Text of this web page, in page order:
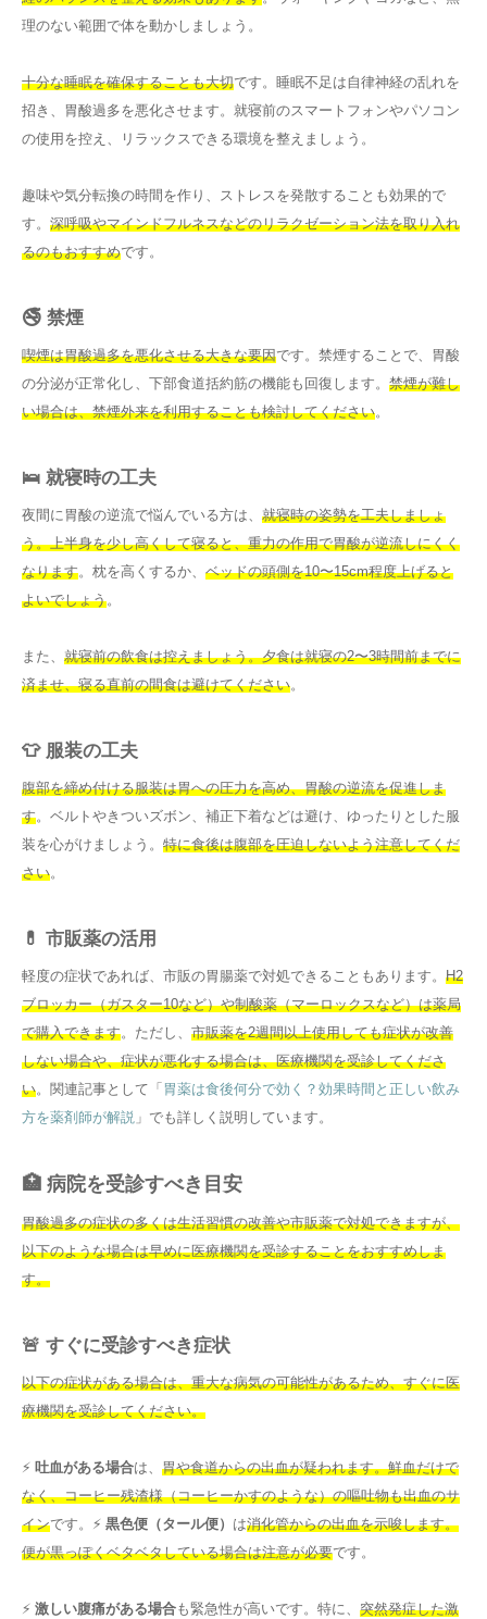
理のない範囲で体を動かしましょう。
十分な睡眠を確保することも大切です。睡眠不足は自律神経の乱れを
招き、胃酸過多を悪化させます。就寝前のスマートフォンやパソコン
の使用を控え、リラックスできる環境を整えましょう。
趣味や気分転換の時間を作り、ストレスを発散することも効果的で
す。 深呼吸やマインドフルネスなどのリラクゼーション法を取り入れ
るのもおすすめです。
🚭 禁煙
喫煙は胃酸過多を悪化させる大きな要因です。禁煙することで、胃酸
の分泌が正常化し、下部食道括約筋の機能も回復します。 禁煙が難し
い場合は、禁煙外来を利用することも検討してください。
🛌 就寝時の工夫
夜間に胃酸の逆流で悩んでいる方は、 就寝時の姿勢を工夫しましょ
う。上半身を少し高くして寝ると、重力の作用で胃酸が逆流しにくく
なります。枕を高くするか、 ベッドの頭側を10〜15cm程度上げると
よいでしょう。
また、 就寝前の飲食は控えましょう。夕食は就寝の2〜3時間前までに
済ませ、寝る直前の間食は避けてください。
👕 服装の工夫
腹部を締め付ける服装は胃への圧力を高め、胃酸の逆流を促進しま
す。ベルトやきついズボン、補正下着などは避け、ゆったりとした服
装を心がけましょう。 特に食後は腹部を圧迫しないよう注意してくだ
さい。
💊 市販薬の活用
軽度の症状であれば、市販の胃腸薬で対処できることもあります。 H2
ブロッカー（ガスター10など）や制酸薬（マーロックスなど）は薬局
で購入できます。ただし、 市販薬を2週間以上使用しても症状が改善
しない場合や、症状が悪化する場合は、医療機関を受診してくださ
い。関連記事として「 胃薬は食後何分で効く？効果時間と正しい飲み
方を薬剤師が解説 」でも詳しく説明しています。
🏥 病院を受診すべき目安
胃酸過多の症状の多くは生活習慣の改善や市販薬で対処できますが、
以下のような場合は早めに医療機関を受診することをおすすめしま
す。
🚨 すぐに受診すべき症状
以下の症状がある場合は、重大な病気の可能性があるため、すぐに医
療機関を受診してください。
⚡ 吐血がある場合は、 胃や食道からの出血が疑われます。鮮血だけで
なく、コーヒー残渣様（コーヒーかすのような）の嘔吐物も出血のサ
インです。⚡ 黒色便（タール便） は消化管からの出血を示唆します。
便が黒っぽくベタベタしている場合は注意が必要です。
⚡ 激しい腹痛がある場合も緊急性が高いです。特に、 突然発症した激